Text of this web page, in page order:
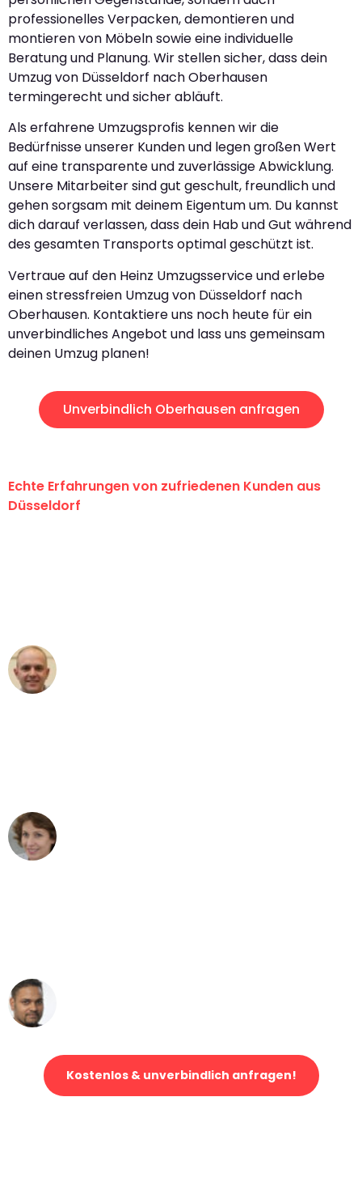
professionelles Verpacken, demontieren und
montieren von Möbeln sowie eine individuelle
Beratung und Planung. Wir stellen sicher, dass dein
Umzug von Düsseldorf nach Oberhausen
termingerecht und sicher abläuft.
Als erfahrene Umzugsprofis kennen wir die
Bedürfnisse unserer Kunden und legen großen Wert
auf eine transparente und zuverlässige Abwicklung.
Unsere Mitarbeiter sind gut geschult, freundlich und
gehen sorgsam mit deinem Eigentum um. Du kannst
dich darauf verlassen, dass dein Hab und Gut während
des gesamten Transports optimal geschützt ist.
Vertraue auf den Heinz Umzugsservice und erlebe
einen stressfreien Umzug von Düsseldorf nach
Oberhausen. Kontaktiere uns noch heute für ein
unverbindliches Angebot und lass uns gemeinsam
deinen Umzug planen!
Unverbindlich Oberhausen anfragen
Echte Erfahrungen von zufriedenen Kunden aus
Düsseldorf
Kostenlos & unverbindlich anfragen!